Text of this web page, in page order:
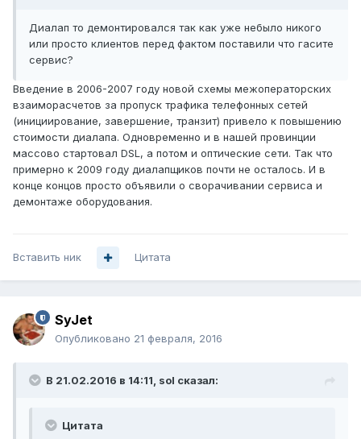
Диалап то демонтировался так как уже небыло никого
или просто клиентов перед фактом поставили что гасите
сервис?
Введение в 2006-2007 году новой схемы межоператорских
взаиморасчетов за пропуск трафика телефонных сетей
(инициирование, завершение, транзит) привело к повышению
стоимости диалапа. Одновременно и в нашей провинции
массово стартовал DSL, а потом и оптические сети. Так что
примерно к 2009 году диалапщиков почти не осталось. И в
конце концов просто объявили о сворачивании сервиса и
демонтаже оборудования.
Вставить ник Цитата
SyJet
Опубликовано 21 февраля, 2016
В 21.02.2016 в 14:11, sol сказал:
Цитата